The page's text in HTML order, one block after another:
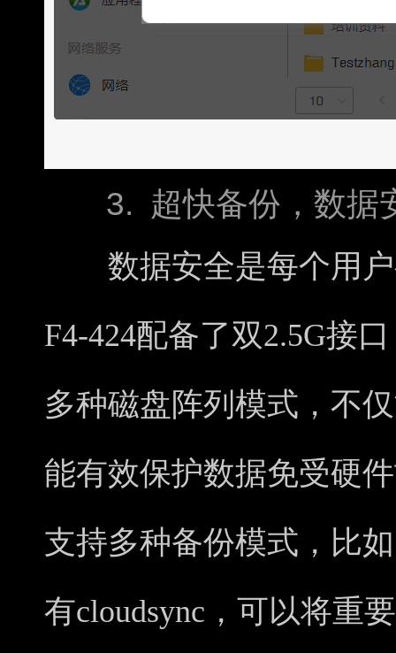
3. 超快备份，数据
数据安全是每个用户
F4-424配备了双2.5G接
多种磁盘阵列模式，不
能有效保护数据免受硬
支持多种备份模式，比
有cloudsync，可以将重